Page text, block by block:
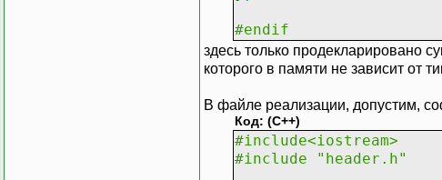
#endif
здесь только продекларировано
которого в памяти не зависит от
В файле реализации, допустим,
Код: (C++)
#include<iostream>
#include "header.h"